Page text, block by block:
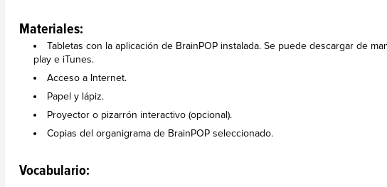
Materiales:
Tabletas con la aplicación de BrainPOP instalada. Se puede descargar de
play e iTunes.
Acceso a Internet.
Papel y lápiz.
Proyector o pizarrón interactivo (opcional).
Copias del organigrama de BrainPOP seleccionado.
Vocabulario: